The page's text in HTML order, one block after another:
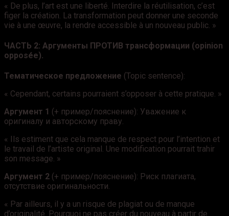
« De plus, l’art est une liberté. Interdire la réutilisation, c’est
figer la création. La transformation peut donner une seconde
vie à une œuvre, la rendre accessible à un nouveau public. »
ЧАСТЬ 2: Аргументы ПРОТИВ трансформации (opinion
opposée).
Тематическое предложение (Topic sentence):
« Cependant, certains pourraient s’opposer à cette pratique. »
Аргумент 1 (+ пример/пояснение): Уважение к
оригиналу и авторскому праву.
« Ils estiment que cela manque de respect pour l’intention et
le travail de l’artiste original. Une modification pourrait trahir
son message. »
Аргумент 2 (+ пример/пояснение): Риск плагиата,
отсутствие оригинальности.
« Par ailleurs, il y a un risque de plagiat ou de manque
d’originalité. Pourquoi ne pas créer du nouveau à partir de